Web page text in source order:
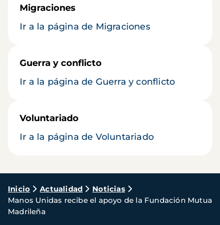
Migraciones
Ir a la página de Migraciones
Guerra y conflicto
Ir a la página de Guerra y conflicto
Voluntariado
Ir a la página de Voluntariado
Ruta
de
navegación
Inicio Actualidad
Noticias
Manos Unidas recibe el apoyo de la Fundación Mutua
Madrileña